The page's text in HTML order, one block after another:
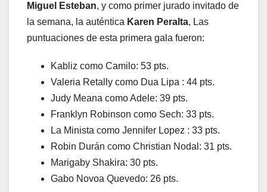
Miguel Esteban, y como primer jurado invitado de
la semana, la auténtica Karen Peralta, Las
puntuaciones de esta primera gala fueron:
Kabliz como Camilo: 53 pts.
Valeria Retally como Dua Lipa : 44 pts.
Judy Meana como Adele: 39 pts.
Franklyn Robinson como Sech: 33 pts.
La Minista como Jennifer Lopez : 33 pts.
Robin Durán como Christian Nodal: 31 pts.
Marigaby Shakira: 30 pts.
Gabo Novoa Quevedo: 26 pts.